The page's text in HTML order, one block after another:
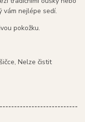
vám nejlépe sedí.
pokožku.
Nelze čistit